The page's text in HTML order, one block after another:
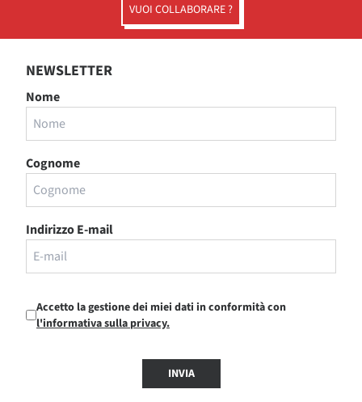
VUOI COLLABORARE ?
NEWSLETTER
Nome
Cognome
Indirizzo E-mail
Accetto la gestione dei miei dati in conformità con
l'informativa sulla privacy.
INVIA